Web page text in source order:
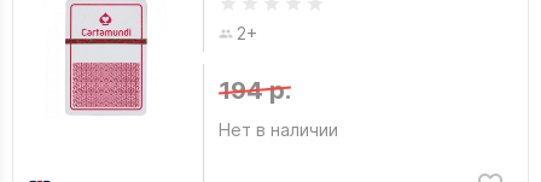
2+
194 р.
Нет в наличии